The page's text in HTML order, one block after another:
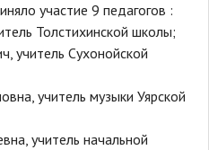
участие 9 педагогов :
Толстихинской школы;
учитель Сухонойской
учитель музыки Уярской
учитель начальной